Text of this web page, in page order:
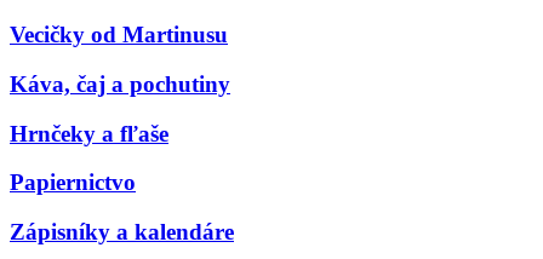
Vecičky od Martinusu
Káva, čaj a pochutiny
Hrnčeky a fľaše
Papiernictvo
Zápisníky a kalendáre